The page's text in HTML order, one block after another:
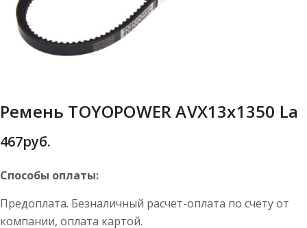
Ремень TOYOPOWER AVX13x1350 La
467руб.
Способы оплаты:
Предоплата. Безналичный расчет-оплата по счету от
компании, оплата картой.